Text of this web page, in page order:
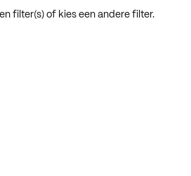
filter(s) of kies een andere filter.